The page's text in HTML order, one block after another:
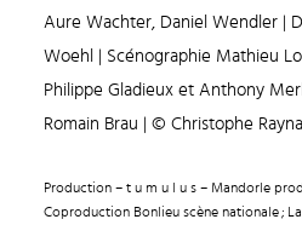
Aure Wachter, Daniel Wendler |
Woehl | Scénographie Mathieu
Philippe Gladieux et Anthony
Romain Brau | © Christophe
Production – t u m u l u s – Mandorle
Coproduction Bonlieu scène nationale ;